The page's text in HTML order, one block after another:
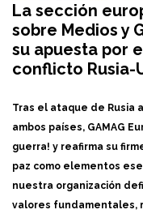
La sección
sobre Medios y
su apuesta por
conflicto Rusia-
Tras el ataque de Rusia
ambos países, GAMAG
guerra! y reafirma su
paz como elementos
nuestra organización
valores fundamentales,